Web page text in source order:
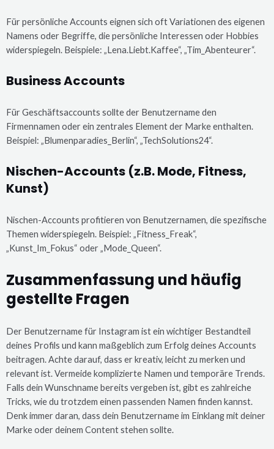
Für persönliche Accounts eignen sich oft Variationen des eigenen
Namens oder Begriffe, die persönliche Interessen oder Hobbies
widerspiegeln. Beispiele: „Lena.Liebt.Kaffee“, „Tim_Abenteurer“.
Business Accounts
Für Geschäftsaccounts sollte der Benutzername den
Firmennamen oder ein zentrales Element der Marke enthalten.
Beispiel: „Blumenparadies_Berlin“, „TechSolutions24“.
Nischen-Accounts (z.B. Mode, Fitness,
Kunst)
Nischen-Accounts profitieren von Benutzernamen, die spezifische
Themen widerspiegeln. Beispiel: „Fitness_Freak“,
„Kunst_Im_Fokus“ oder „Mode_Queen“.
Zusammenfassung und häufig
gestellte Fragen
Der Benutzername für Instagram ist ein wichtiger Bestandteil
deines Profils und kann maßgeblich zum Erfolg deines Accounts
beitragen. Achte darauf, dass er kreativ, leicht zu merken und
relevant ist. Vermeide komplizierte Namen und temporäre Trends.
Falls dein Wunschname bereits vergeben ist, gibt es zahlreiche
Tricks, wie du trotzdem einen passenden Namen finden kannst.
Denk immer daran, dass dein Benutzername im Einklang mit deiner
Marke oder deinem Content stehen sollte.